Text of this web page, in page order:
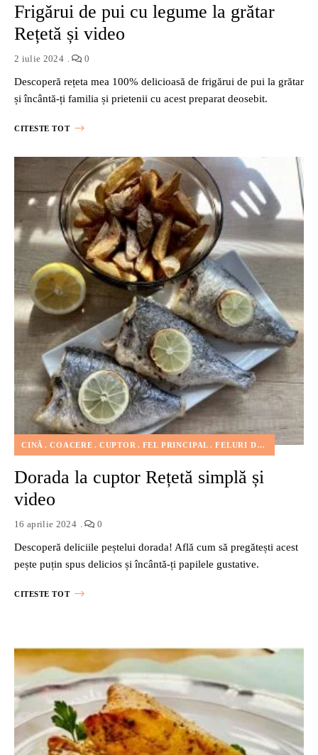
Frigărui de pui cu legume la grătar
Rețetă și video
2 iulie 2024 0
Descoperă rețeta mea 100% delicioasă de frigărui de pui la grătar
și încântă-ți familia și prietenii cu acest preparat deosebit.
CITESTE TOT
CINĂ COACERE CUPTOR FEL PRINCIPAL FELURI DE MÂNCARE
Dorada la cuptor Rețetă simplă și
video
16 aprilie 2024 0
Descoperă deliciile peștelui dorada! Află cum să pregătești acest
pește puțin spus delicios și încântă-ți papilele gustative.
CITESTE TOT